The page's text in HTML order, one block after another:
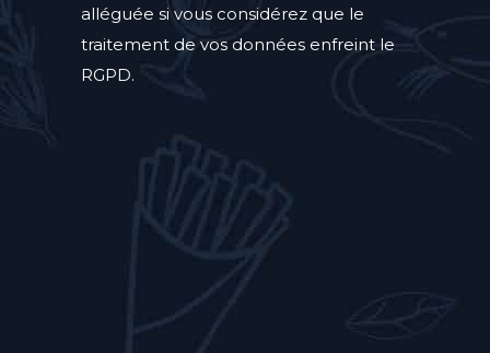
alléguée si vous considérez que le
traitement de vos données enfreint le
RGPD.